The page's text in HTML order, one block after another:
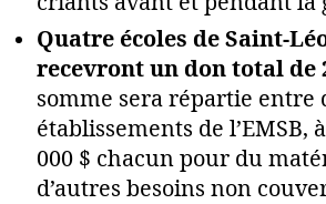
Quatre écoles de Saint-
recevront un don total de
somme sera répartie entre
établissements de l’EMSB,
000 $ chacun pour du
d’autres besoins non